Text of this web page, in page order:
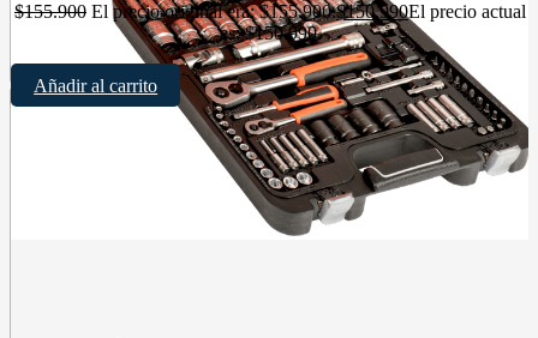
$155.900 El precio original era: $155.900.$150.990El precio actual
es: $150.990.
Añadir al carrito